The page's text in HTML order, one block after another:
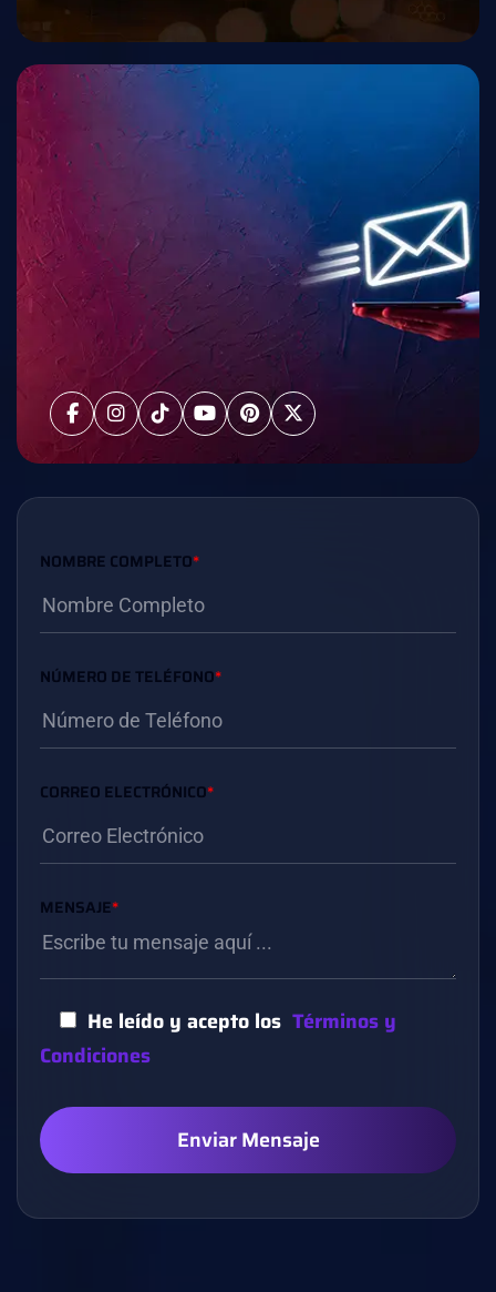
NOMBRE COMPLETO*
NÚMERO DE TELÉFONO*
CORREO ELECTRÓNICO*
MENSAJE*
He leído y acepto los Términos y
Condiciones
Enviar Mensaje